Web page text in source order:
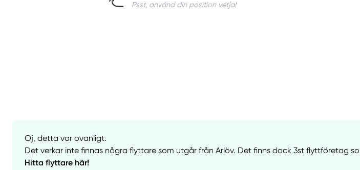
Psst, använd din position vetja!
Oj, detta var ovanligt.
Det verkar inte finnas några flyttare som utgår från Arlöv. Det finns dock 3st flyttföretag
Hitta flyttare här!